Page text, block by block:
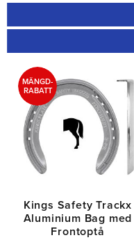
Kings Safety Trackx
Aluminium Bag med
Frontoptå
MÄNGD-
RABATT